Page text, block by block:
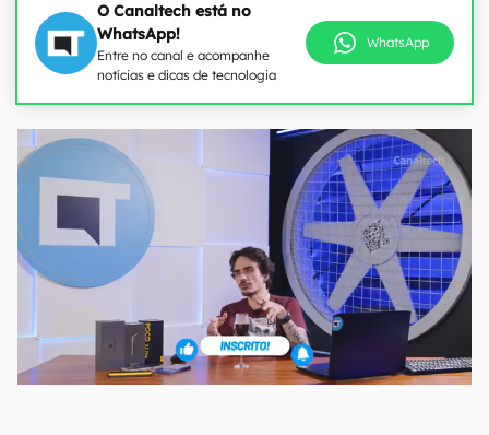
O Canaltech está no
WhatsApp!
Entre no canal e acompanhe
notícias e dicas de tecnologia
WhatsApp